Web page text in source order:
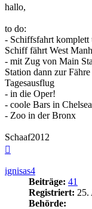
hallo,
to do:
- Schiffsfahrt komplett
Schiff fährt West
- mit Zug von Main
Station dann zur
Tagesausflug
- in die Oper!
- coole Bars in Chelsea
- Zoo in der Bronx
Schaaf2012
ignisas4
Beiträge: 41
Registriert: 25.
Behörde: